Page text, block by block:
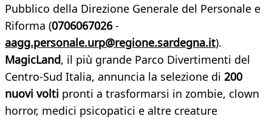
Pubblico della Direzione Generale del Personale e
Riforma (0706067026-
aagg.personale.urp@regione.sardegna.it).
MagicLand, il più grande Parco Divertimenti del
Centro-Sud Italia, annuncia la selezione di 200
nuovi volti pronti a trasformarsi in zombie, clown
horror, medici psicopatici e altre creature